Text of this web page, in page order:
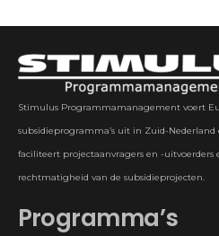
Stimulus Programmamanagement voert
subsidieprogramma’s uit in Zuid-
faciliteert projectaanvragers en -
rechtmatigheid van de subsidieprojecten.
Programma’s